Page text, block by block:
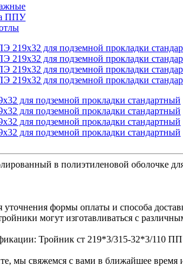
ППУ
в полиэтиленовой оболочке
формы оплаты и способа
могут изготавливаться с
Тройник ст 219*3/315-32*3/110
мы свяжемся с вами в ближайшее